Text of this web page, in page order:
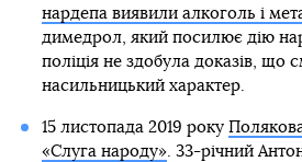
нардепа виявили алкоголь і
димедрол, який посилює дію
поліція не здобула доказів, що
насильницький характер.
15 листопада 2019 року
«Слуга народу». 33-річний